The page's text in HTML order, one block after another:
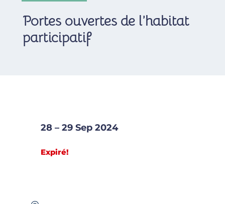
Portes ouvertes de l’habitat
participatif
28 – 29 Sep 2024
Expiré!